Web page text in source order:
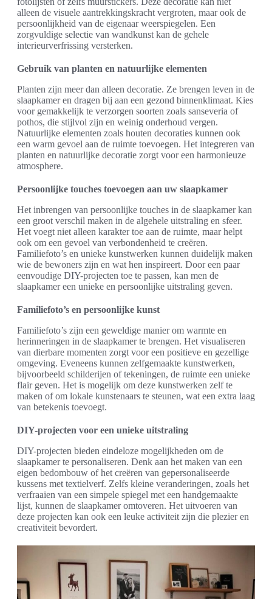
alleen de visuele aantrekkingskracht vergroten, maar ook de
persoonlijkheid van de eigenaar weerspiegelen. Een
zorgvuldige selectie van wandkunst kan de gehele
interieurverfrissing versterken.
Gebruik van planten en natuurlijke elementen
Planten zijn meer dan alleen decoratie. Ze brengen leven in de
slaapkamer en dragen bij aan een gezond binnenklimaat. Kies
voor gemakkelijk te verzorgen soorten zoals sanseveria of
pothos, die stijlvol zijn en weinig onderhoud vergen.
Natuurlijke elementen zoals houten decoraties kunnen ook
een warm gevoel aan de ruimte toevoegen. Het integreren van
planten en natuurlijke decoratie zorgt voor een harmonieuze
atmosphere.
Persoonlijke touches toevoegen aan uw slaapkamer
Het inbrengen van persoonlijke touches in de slaapkamer kan
een groot verschil maken in de algehele uitstraling en sfeer.
Het voegt niet alleen karakter toe aan de ruimte, maar helpt
ook om een gevoel van verbondenheid te creëren.
Familiefoto’s en unieke kunstwerken kunnen duidelijk maken
wie de bewoners zijn en wat hen inspireert. Door een paar
eenvoudige DIY-projecten toe te passen, kan men de
slaapkamer een unieke en persoonlijke uitstraling geven.
Familiefoto’s en persoonlijke kunst
Familiefoto’s zijn een geweldige manier om warmte en
herinneringen in de slaapkamer te brengen. Het visualiseren
van dierbare momenten zorgt voor een positieve en gezellige
omgeving. Eveneens kunnen zelfgemaakte kunstwerken,
bijvoorbeeld schilderijen of tekeningen, de ruimte een unieke
flair geven. Het is mogelijk om deze kunstwerken zelf te
maken of om lokale kunstenaars te steunen, wat een extra laag
van betekenis toevoegt.
DIY-projecten voor een unieke uitstraling
DIY-projecten bieden eindeloze mogelijkheden om de
slaapkamer te personaliseren. Denk aan het maken van een
eigen bedombouw of het creëren van gepersonaliseerde
kussens met textielverf. Zelfs kleine veranderingen, zoals het
verfraaien van een simpele spiegel met een handgemaakte
lijst, kunnen de slaapkamer omtoveren. Het uitvoeren van
deze projecten kan ook een leuke activiteit zijn die plezier en
creativiteit bevordert.